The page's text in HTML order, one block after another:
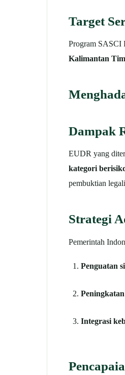
Target
Program SASCI
Kalimantan
Dampak
EUDR yang
kategori
pembuktian
Strategi
Pemerintah
Penguatan
Integrasi